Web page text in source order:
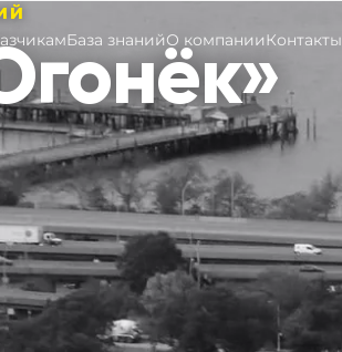
База знанийО компанииКонтакты